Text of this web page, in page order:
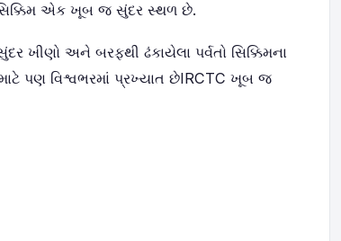
સિક્કિમ એક ખૂબ જ સુંદર સ્થળ છે.
ખીણો અને બરફથી ઢંકાયેલા પર્વતો સિક્કિમના
પણ વિશ્વભરમાં પ્રખ્યાત છેIRCTC ખૂબ જ